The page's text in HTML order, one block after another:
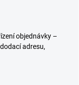
objednávky –
adresu,